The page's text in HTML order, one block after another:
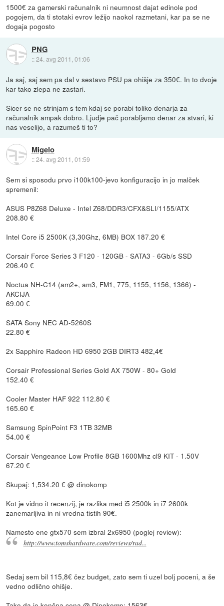
1500€ za gamerski računalnik ni neumnost dajat edinole pod
pogojem, da ti stotaki evrov ležijo naokol razmetani, kar pa se ne
dogaja pogosto
PNG
::24. avg 2011, 01:06
Ja saj, saj sem pa dal v sestavo PSU pa ohišje za 350€. In to dvoje
kar tako zlepa ne zastari.
Sicer se ne strinjam s tem kdaj se porabi toliko denarja za
računalnik ampak dobro. Ljudje pač porabljamo denar za stvari, ki
nas veselijo, a razumeš ti to?
Migelo
::24. avg 2011, 01:59
Sem si sposodu prvo i100k100-jevo konfiguracijo in jo malček
spremenil:
ASUS P8Z68 Deluxe - Intel Z68/DDR3/CFX&SLI/1155/ATX
208.80 €
Intel Core i5 2500K (3,30Ghz, 6MB) BOX 187.20 €
Corsair Force Series 3 F120 - 120GB - SATA3 - 6Gb/s SSD
206.40 €
Noctua NH-C14 (am2+, am3, FM1, 775, 1155, 1156, 1366) -
AKCIJA
69.00 €
SATA Sony NEC AD-5260S
22.80 €
2x Sapphire Radeon HD 6950 2GB DIRT3 482,4€
Corsair Professional Series Gold AX 750W - 80+ Gold
152.40 €
Cooler Master HAF 922 112.80 €
165.60 €
Samsung SpinPoint F3 1TB 32MB
54.00 €
Corsair Vengeance Low Profile 8GB 1600Mhz cl9 KIT - 1.50V
67.20 €
Skupaj: 1,534.20 € @ dinokomp
Kot je vidno it recenzij, je razlika med i5 2500k in i7 2600k
zanemarljiva in ni vredna tistih 90€.
Namesto ene gtx570 sem izbral 2x6950 (poglej review):
http://www.tomshardware.com/reviews/rad...
Sedaj sem bil 115,8€ čez budget, zato sem ti uzel bolj poceni, a še
vedno odlično ohišje.